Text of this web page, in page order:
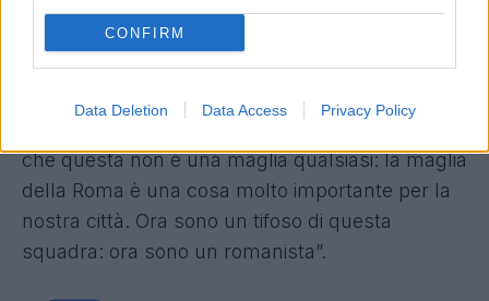
CONFIRM
Data Deletion Data Access Privacy Policy
Questa è la mia quinta stagione qui e
insegnato cosa vuol dire essere un
. Anche i compagni di squadra con
che questa non è una maglia qualsiasi: la maglia
della Roma è una cosa molto importante per la
nostra città. Ora sono un tifoso di questa
squadra: ora sono un romanista”.